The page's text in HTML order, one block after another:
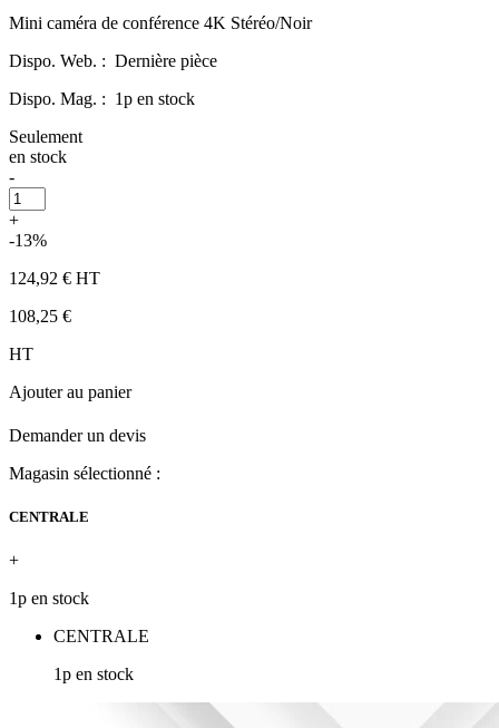
Mini caméra de conférence 4K Stéréo/Noir
Dispo. Web. : Dernière pièce
Dispo. Mag. : 1p en stock
Seulement
en stock
-
+
-13%
124,92 € HT
108,25 €
HT
Ajouter au panier
Demander un devis
Magasin sélectionné :
CENTRALE
+
1p en stock
CENTRALE
1p en stock